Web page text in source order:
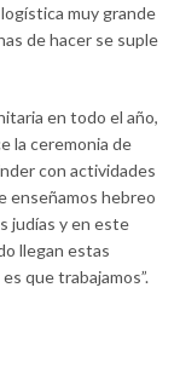
muy grande
de hacer se suple
en todo el año,
la ceremonia de
con actividades
enseñamos hebreo
judías y en este
llegan estas
que trabajamos”.